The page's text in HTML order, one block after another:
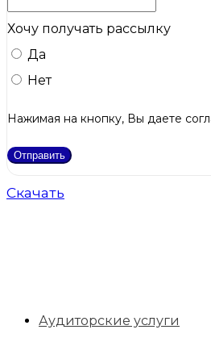
Хочу получать рассылку
Да
Нет
Нажимая на кнопку, Вы даете
Отправить
Скачать
Аудиторские услуги